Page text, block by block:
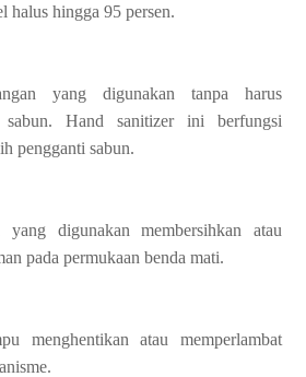
halus hingga 95 persen.
yang digunakan tanpa harus
sabun. Hand sanitizer ini berfungsi
pengganti sabun.
digunakan membersihkan atau
pada permukaan benda mati.
menghentikan atau memperlambat